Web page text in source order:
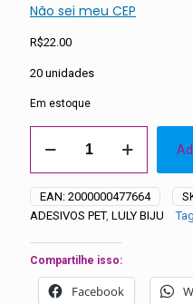
Não sei meu CEP
R$22.00
20 unidades
Em estoque
Laço
Luly
Biju
-
unidades
quantidade
EAN: 2000000477664
ADESIVOS PET, LULY BIJU
Compartilhe isso:
Facebook